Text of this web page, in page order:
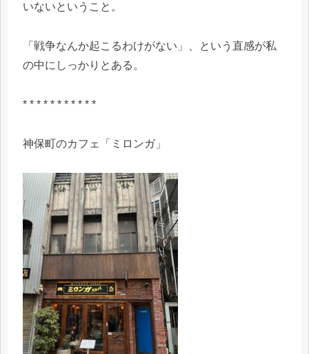
いないということ。
「戦争なんか起こるわけがない」、という直感が私
の中にしっかりとある。
* * * * * * * * * * *
神保町のカフェ「ミロンガ」